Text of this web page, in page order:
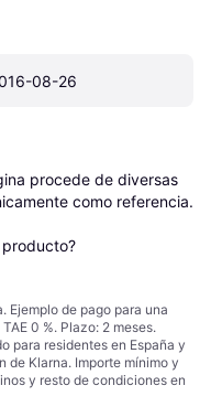
08-26
procede de diversas
como referencia.
Ejemplo de pago para una
0 %. Plazo: 2 meses.
para residentes en España y
de Klarna. Importe mínimo y
y resto de condiciones en